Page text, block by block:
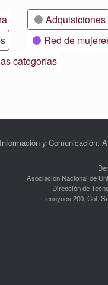
Adquisiciones
Red de
categorías
y Comunicación.
Asociación Nacional de
Dirección de
Tenayuca 200, Col.